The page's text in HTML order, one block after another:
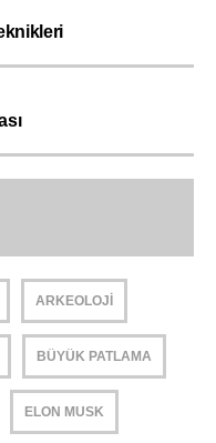
ARKEOLOJI
BÜYÜK PATLAMA
ELON MUSK